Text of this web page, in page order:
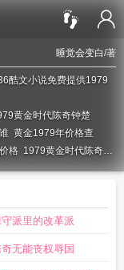
睡觉会变白/著
酷文小说免费提供1979
黄金时代陈奇钟楚
黄金1979年价格查
格 1979黄金时代陈奇笔
1979黄金时代陈奇老
职位
格多少一克1979年黄金
派里的改革派
无能丧权辱国